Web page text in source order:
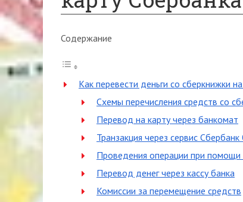
Содержание
Как перевести деньги со сберкнижки
Схемы перечисления средств со
Перевод на карту через банкомат
Транзакция через сервис
Проведения операции при помощи
Перевод денег через кассу банка
Комиссии за перемещение средств